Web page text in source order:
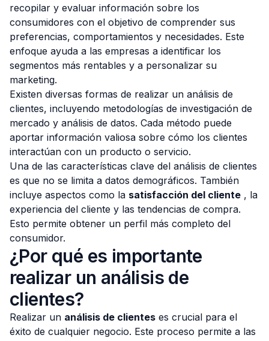
recopilar y evaluar información sobre los
consumidores con el objetivo de comprender sus
preferencias, comportamientos y necesidades. Este
enfoque ayuda a las empresas a identificar los
segmentos más rentables y a personalizar su
marketing.
Existen diversas formas de realizar un análisis de
clientes, incluyendo metodologías de investigación de
mercado y análisis de datos. Cada método puede
aportar información valiosa sobre cómo los clientes
interactúan con un producto o servicio.
Una de las características clave del análisis de clientes
es que no se limita a datos demográficos. También
incluye aspectos como la satisfacción del cliente , la
experiencia del cliente y las tendencias de compra.
Esto permite obtener un perfil más completo del
consumidor.
¿Por qué es importante
realizar un análisis de
clientes?
Realizar un análisis de clientes es crucial para el
éxito de cualquier negocio. Este proceso permite a las